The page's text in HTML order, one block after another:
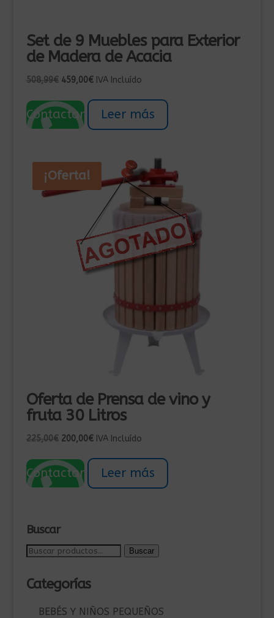
Set de 9 Muebles para Exterior
de Madera de Acacia
508,99€ El
original
era:
459,00€El
actual
es:
IVA Incluído
Contactar Leer más
¡Oferta!
Oferta de Prensa de vino y
fruta 30 Litros
225,00€ El
original
era:
200,00€El
actual
es:
IVA Incluído
Contactar Leer más
Buscar
Buscar
Buscar
Categorías
BEBÉS Y NIÑOS PEQUEÑOS